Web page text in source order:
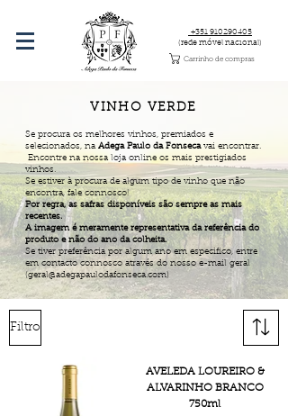
+351 910290405
(rede móvel nacional)
Carrinho de compras
VINHO VERDE
Se procura os melhores vinhos, premiados e
selecionados, na Adega Paulo da Fonsecavai encontrar.
Encontre na nossa loja online os mais prestigiados
vinhos.
Se estiver à procura de algum tipo de vinho que não
encontra, fale connosco!
Por regra, as safras disponíveis são sempre as mais
recentes.
A imagem é meramente representativa da referência do
produto e não do ano da colheita.
Se tiver preferência por algum ano em especifico, entre
em contacto connosco através do nosso e-mail geral
(geral@adegapaulodafonseca.com)
Filtro
AVELEDA LOUREIRO &
ALVARINHO BRANCO
750ml